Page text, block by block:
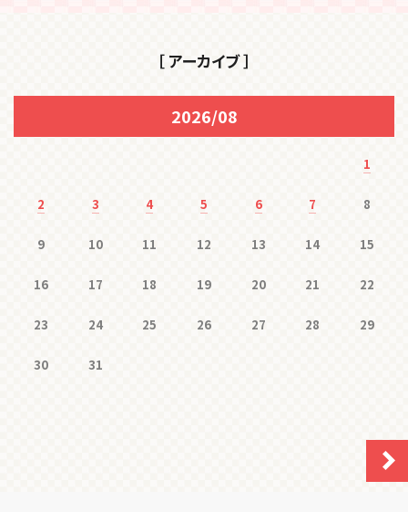
［ アーカイブ ］
2026/08
1
2 3 4 5 6 7 8
9 10 11 12 13 14 15
16 17 18 19 20 21 22
23 24 25 26 27 28 29
30 31